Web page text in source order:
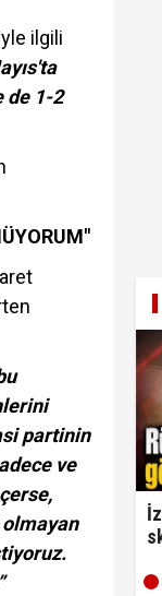
ilgili
de 1-2
partinin
ve